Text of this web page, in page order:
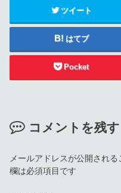
ツイート
はてブ
Pocket
コメントを残す
メールアドレスが公開される
欄は必須項目です